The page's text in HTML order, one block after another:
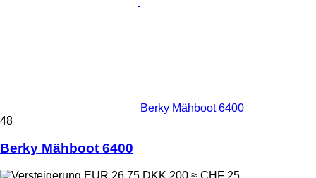
Berky Mähboot 6400
48
Berky Mähboot 6400
EUR 26.75 DKK 200 ≈ CHF 25